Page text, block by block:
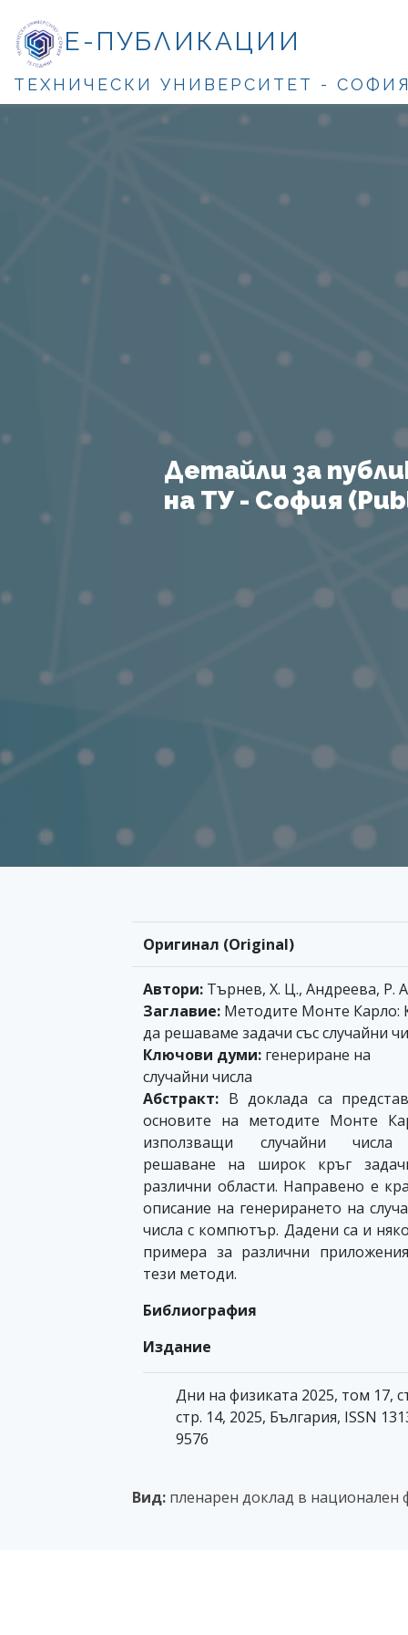
Е-ПУБЛИКАЦИИ
ТЕХНИЧЕСКИ УНИВЕРСИТЕТ -
Детайли за
на ТУ - София
Оригинал (Original)
Автори: Търнев, Х. Ц., Андреева, Р.
Заглавие: Методите Монте Карло:
да решаваме задачи със случайни
Ключови думи: генериране на
случайни числа
Абстракт: В доклада са
основите на методите Монте
използващи случайни
решаване на широк кръг
различни области. Направено е
описание на генерирането на
числа с компютър. Дадени са и
примера за различни
тези методи.
Библиография
Издание
Дни на физиката 2025, том 17,
стр. 14, 2025, България, ISSN
9576
Вид: пленарен доклад в